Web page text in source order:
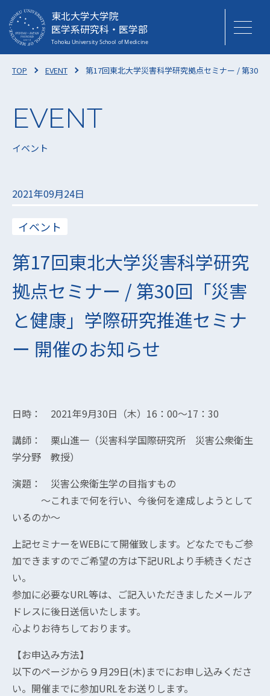
東北大学大学院
医学系研究科・医学部
TOP EVENT 第17回東北大学災害科学研究拠点セミナー / 第30
イベント
2021年09月24日
イベント
第17回東北大学災害科学研究
拠点セミナー / 第30回「災害
と健康」学際研究推進セミナ
ー 開催のお知らせ
日時： 2021年9月30日（木）16：00～17：30
講師： 栗山進一（災害科学国際研究所 災害公衆衛生
学分野 教授）
演題： 災害公衆衛生学の目指すもの
～これまで何を行い、今後何を達成しようとして
いるのか～
上記セミナーをWEBにて開催致します。どなたでもご参
加できますのでご希望の方は下記URLより手続きくださ
い。
参加に必要なURL等は、ご記入いただきましたメールア
ドレスに後日送信いたします。
心よりお待ちしております。
【お申込み方法】
以下のページから９月29日(木)までにお申し込みくださ
い。開催までに参加URLをお送りします。